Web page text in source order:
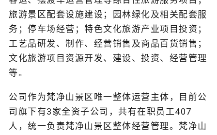
旅游景区配套设施建设；园林绿化及相关配套服
务；停车场经营；特色文化旅游产业项目投资；
工艺品研发、制作、经营销售及商品百货销售；
文化旅游项目资源开发、建设、投资、经营管理
等。
公司作为梵净山景区唯一整体运营主体，目前公
司旗下有3家全资子公司，共有在职员工407
人，统一负责梵净山景区整体经营管理。梵净山